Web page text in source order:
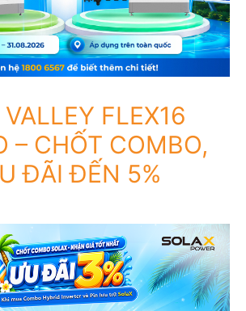
FLEX16
– CHỐT COMBO,
ĐÃI ĐẾN 5%